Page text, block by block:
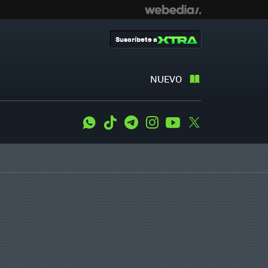
NUEVO
Suscríbete a
WhatsApp
Tiktok TelegramInstagramYoutube